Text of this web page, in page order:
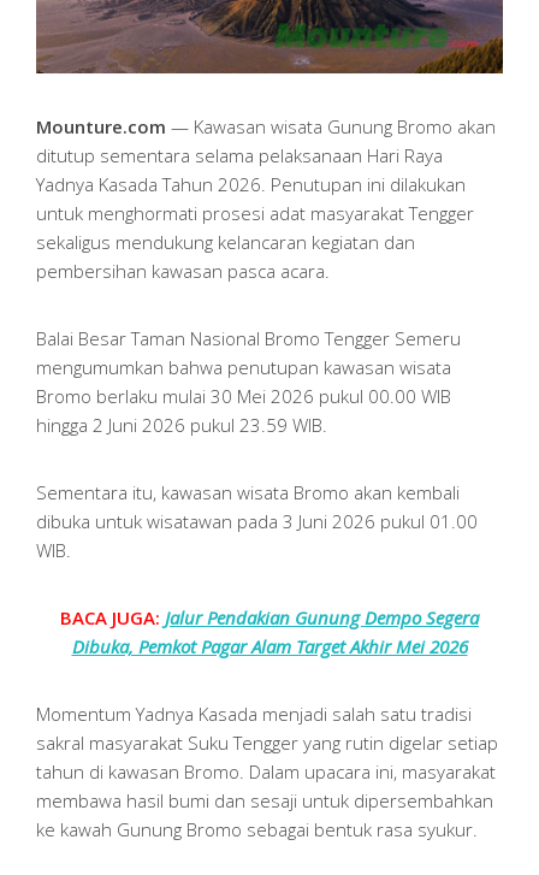
Mounture.com — Kawasan wisata Gunung Bromo akan
ditutup sementara selama pelaksanaan Hari Raya
Yadnya Kasada Tahun 2026. Penutupan ini dilakukan
untuk menghormati prosesi adat masyarakat Tengger
sekaligus mendukung kelancaran kegiatan dan
pembersihan kawasan pasca acara.
Balai Besar Taman Nasional Bromo Tengger Semeru
mengumumkan bahwa penutupan kawasan wisata
Bromo berlaku mulai 30 Mei 2026 pukul 00.00 WIB
hingga 2 Juni 2026 pukul 23.59 WIB.
Sementara itu, kawasan wisata Bromo akan kembali
dibuka untuk wisatawan pada 3 Juni 2026 pukul 01.00
WIB.
BACA JUGA: Jalur Pendakian Gunung Dempo Segera
Dibuka, Pemkot Pagar Alam Target Akhir Mei 2026
Momentum Yadnya Kasada menjadi salah satu tradisi
sakral masyarakat Suku Tengger yang rutin digelar setiap
tahun di kawasan Bromo. Dalam upacara ini, masyarakat
membawa hasil bumi dan sesaji untuk dipersembahkan
ke kawah Gunung Bromo sebagai bentuk rasa syukur.